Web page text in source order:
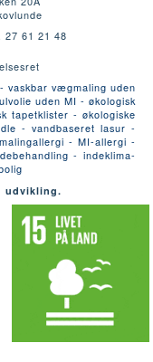
27 61 21 48
vaskbar vægmaling uden
uden MI - økologisk
tapetklister - økologiske
- vandbaseret lasur -
- MI-allergi -
- indeklima-
udvikling.